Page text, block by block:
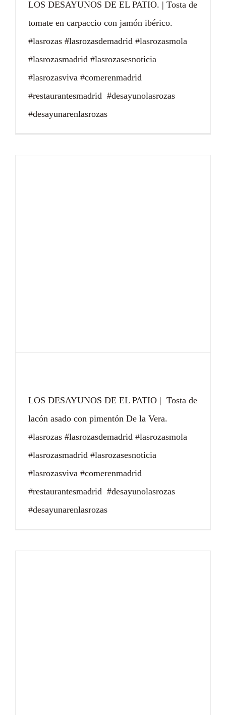
LOS DESAYUNOS DE EL PATIO. | Tosta de
tomate en carpaccio con jamón ibérico.
#lasrozas #lasrozasdemadrid #lasrozasmola
#lasrozasmadrid #lasrozasesnoticia
#lasrozasviva #comerenmadrid
#restaurantesmadrid #desayunolasrozas
#desayunarenlasrozas
LOS DESAYUNOS DE EL PATIO | Tosta de
lacón asado con pimentón De la Vera.
#lasrozas #lasrozasdemadrid #lasrozasmola
#lasrozasmadrid #lasrozasesnoticia
#lasrozasviva #comerenmadrid
#restaurantesmadrid #desayunolasrozas
#desayunarenlasrozas